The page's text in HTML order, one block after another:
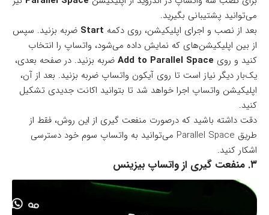
می‌توانید پشتیبانی بگیرید.
بعد از نصب و اجرای اپلیکیشن، روی دکمه Start ضربه بزنید. سپس
از بین اپلیکیشن‌های که نمایش داده می‌شود، واتساپ را انتخاب
کنید و روی Add to Parallel Space ضربه بزنید. در صفحه بعدی،
یک‌بار دیگر نیاز است تا روی آیکون واتساپ ضربه بزنید. بعد از آن،
اپلیکیشن واتساپ اجرا خواهد شد تا بتوانید اکانت جدیدی تشکیل
کنید.
دقت داشته باشید که درصورت منفعت گیری از این روش، فقط از
طریق Parallel Space می‌توانید به واتساپ سوم خود دسترسی
اشکار کنید.
۳. منفعت گیری از واتساپ بیزینس